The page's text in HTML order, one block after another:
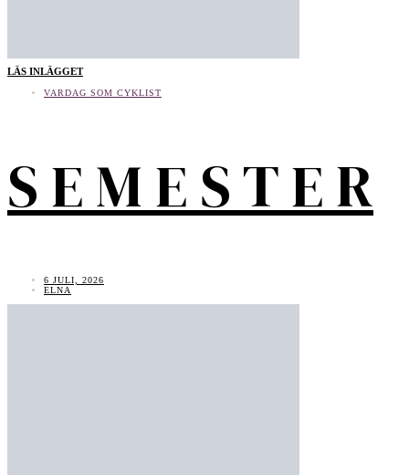
LÄS INLÄGGET
VARDAG SOM CYKLIST
S E M E S T E R
6 JULI, 2026
ELNA